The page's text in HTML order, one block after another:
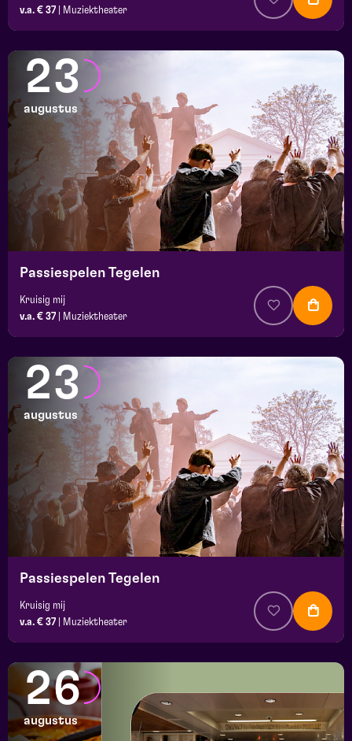
v.a. € 37
Muziektheater
23
augustus
Passiespelen Tegelen
Kruisig mij
v.a. € 37
Muziektheater
23
augustus
Passiespelen Tegelen
Kruisig mij
v.a. € 37
Muziektheater
26
augustus